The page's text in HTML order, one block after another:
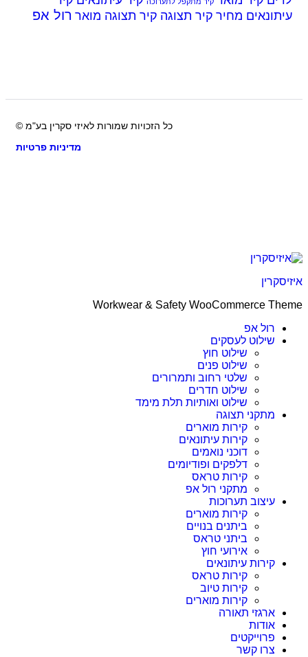
מחיר קיר תצוגה קיר תצוגה מואר רול אפ
כל הזכויות שמורות לאיזי סקרין בע"מ ©
מדיניות פרטיות
Workwear & Safety WooCommerce
רול אפ
שילוט לעסקים
שילוט חוץ
שילוט פנים
שלטי רחוב ותמרורים
שילוט חדרים
שילוט ואותיות תלת מימד
מתקני תצוגה
קירות מוארים
קירות עיתונאים
דוכני נואמים
דלפקים ופודיומים
קירות טראס
מתקני רול אפ
עיצוב תערוכות
קירות מוארים
ביתנים בנויים
ביתני טראס
אירועי חוץ
קירות עיתונאים
קירות טראס
קירות טיוב
קירות מוארים
ארגזי תאורה
אודות
פרוייקטים
צרו קשר